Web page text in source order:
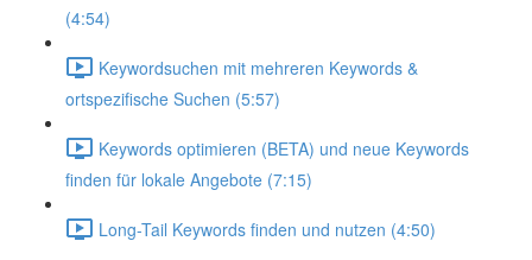
(4:54)
Keywordsuchen mit mehreren Keywords &
ortspezifische Suchen (5:57)
Keywords optimieren (BETA) und neue Keywords
finden für lokale Angebote (7:15)
Long-Tail Keywords finden und nutzen (4:50)